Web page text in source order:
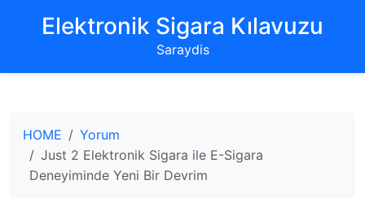
‌Elektronik Sigara Kılavuzu‌
Saraydis
HOME
Yorum
Just 2 Elektronik Sigara ile E-Sigara
Deneyiminde Yeni Bir Devrim